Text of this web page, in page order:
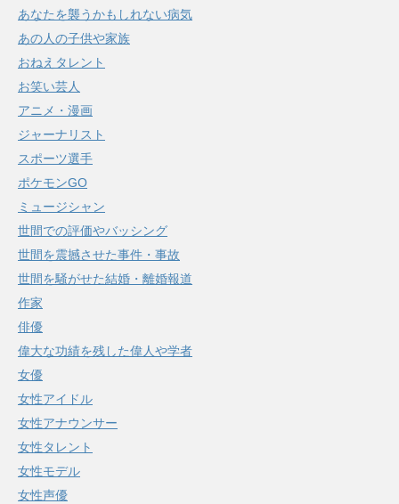
あなたを襲うかもしれない病気
あの人の子供や家族
おねえタレント
お笑い芸人
アニメ・漫画
ジャーナリスト
スポーツ選手
ポケモンGO
ミュージシャン
世間での評価やバッシング
世間を震撼させた事件・事故
世間を騒がせた結婚・離婚報道
作家
俳優
偉大な功績を残した偉人や学者
女優
女性アイドル
女性アナウンサー
女性タレント
女性モデル
女性声優